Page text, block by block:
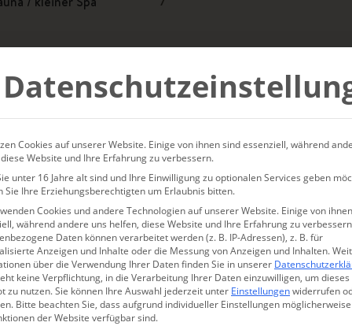
8 ländliche Idylle
Für mehr als 10
8 Strand
2 Zu zweit
Cookies auf unserer Website. Einige von ihnen sind essenziell, während
Website und Ihre Erfahrung zu verbessern.
unter 16 Jahre alt sind und Ihre Einwilligung zu optionalen Services geben
Sie Ihre Erziehungsberechtigten um Erlaubnis bitten.
Cookies und andere Technologien auf unserer Website. Einige von
während andere uns helfen, diese Website und Ihre Erfahrung zu
Daten können verarbeitet werden (z. B. IP-Adressen), z. B. für
Anzeigen und Inhalte oder die Messung von Anzeigen und Inhalten.
über die Verwendung Ihrer Daten finden Sie in unserer
keine Verpflichtung, in die Verarbeitung Ihrer Daten einzuwilligen, um dieses
zu nutzen.Sie können Ihre Auswahl jederzeit unter Einstellungenwiderrufen
Bitte beachten Sie, dass aufgrund individueller Einstellungen
der Website verfügbar sind.